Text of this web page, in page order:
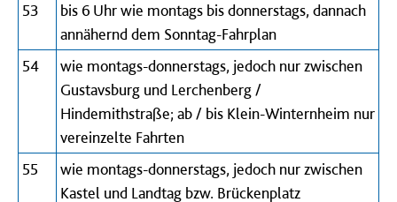
53
bis 6 Uhr wie montags bis donnerstags, dannach
annähernd dem Sonntag-Fahrplan
54
wie montags-donnerstags, jedoch nur zwischen
Gustavsburg und Lerchenberg /
Hindemithstraße; ab / bis Klein-Winternheim nur
vereinzelte Fahrten
55
wie montags-donnerstags, jedoch nur zwischen
Kastel und Landtag bzw. Brückenplatz